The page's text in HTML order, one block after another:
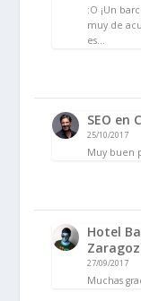
:O ¡Un
muy de
es…
SEO en
25/10/2017
Muy buen
Hotel
27/09/2017
Muchas